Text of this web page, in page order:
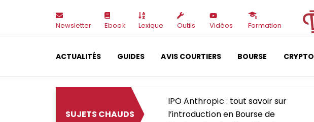
Newsletter Ebook Lexique Outils Vidéos Formation
ACTUALITÉS GUIDES AVIS COURTIERS BOURSE CRYPTO
SUJETS CHAUDS
IPO Anthropic : tout savoir sur
l’introduction en Bourse de